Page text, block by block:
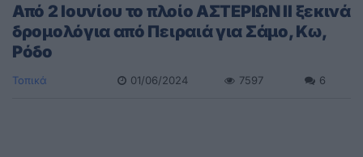
Από 2 Ιουνίου το πλοίο ΑΣΤΕΡΙΩΝ ΙΙ ξεκινά
δρομολόγια από Πειραιά για Σάμο, Κω,
Ρόδο
Τοπικά 01/06/2024 7597 6